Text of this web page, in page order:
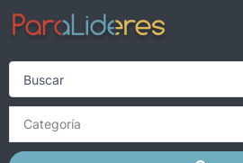
Skip
content
Search